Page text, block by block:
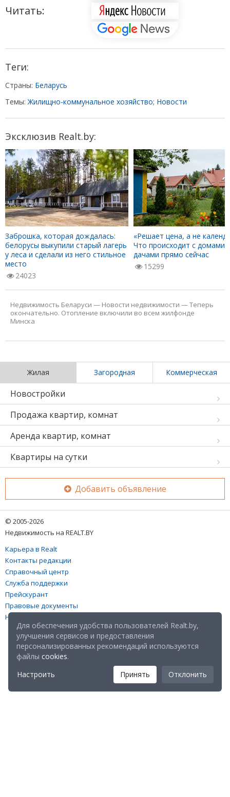
Читать:
Теги:
Страны: Беларусь
Темы: Жилищно-коммунальное хозяйство; Новости
Эксклюзив Realt.by:
Заброшка, которая дождалась:
белорусы выкупили старый лагерь
у леса и сделали из него стильное
место
24023
«Решает цена, а не
Что происходит с домами
дачами прямо сейчас
15299
Недвижимость Беларуси — Новости недвижимости —Теперь
окончательно. Отопление включили во всем жилфонде
Минска
Жилая Загородная Коммерческая
Новостройки
Продажа квартир, комнат
Аренда квартир, комнат
Квартиры на сутки
Добавить объявление
© 2005-2026
Недвижимость на REALT.BY
Карьера в Realt
Контакты редакции
Справочный центр
Служба поддержки
Прейскурант
Правовые документы
Настройка файлов cookies
Для обеспечения удобства пользователей Realt.by,
улучшения сервисов и предоставления
персонализированных рекомендаций используются
файлы cookies.
Настроить
Принять Отклонить